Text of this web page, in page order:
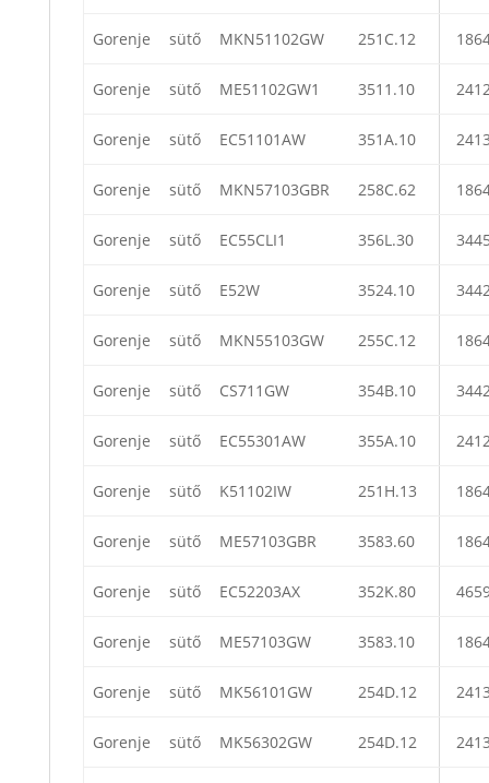
Gorenje sütő MKN51102GW 251C.12
Gorenje sütő ME51102GW1 3511.10
Gorenje sütő EC51101AW 351A.10
Gorenje sütő MKN57103GBR 258C.62
Gorenje sütő EC55CLI1 356L.30
Gorenje sütő E52W 3524.10
Gorenje sütő MKN55103GW 255C.12
Gorenje sütő CS711GW 354B.10
Gorenje sütő EC55301AW 355A.10
Gorenje sütő K51102IW 251H.13
Gorenje sütő ME57103GBR 3583.60
Gorenje sütő EC52203AX 352K.80
Gorenje sütő ME57103GW 3583.10
Gorenje sütő MK56101GW 254D.12
Gorenje sütő MK56302GW 254D.12